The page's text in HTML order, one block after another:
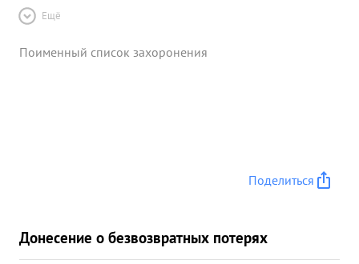
Ещё
Поименный список захоронения
Поделиться
Донесение о безвозвратных потерях